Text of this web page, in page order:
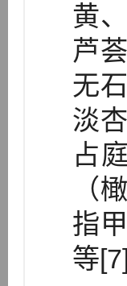
黄
芦
无
淡
占
（
指
等[7]